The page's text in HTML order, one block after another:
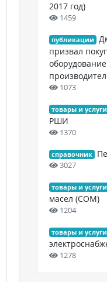
2017 год)
1459
публикации
призвал
1073
товары и услуги
РШИ
1370
справочник
3027
товары и услуги
масел (СОМ)
1204
товары и услуги
1278